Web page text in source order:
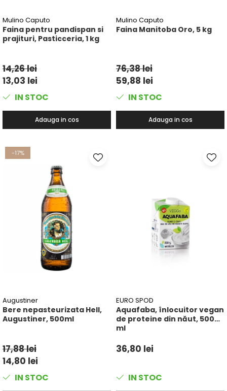
Mulino Caputo
Faina pentru pandispan si
prajituri, Pasticceria, 1 kg
14,26 lei
13,03 lei
IN STOC
Adauga in cos
Mulino Caputo
Faina Manitoba Oro, 5 kg
76,38 lei
59,88 lei
IN STOC
Adauga in cos
-17%
Augustiner
Bere nepasteurizata Hell,
Augustiner, 500ml
17,88 lei
14,80 lei
IN STOC
EURO SPOD
Aquafaba, înlocuitor vegan
de proteine ​​din năut, 500
ml
36,80 lei
IN STOC